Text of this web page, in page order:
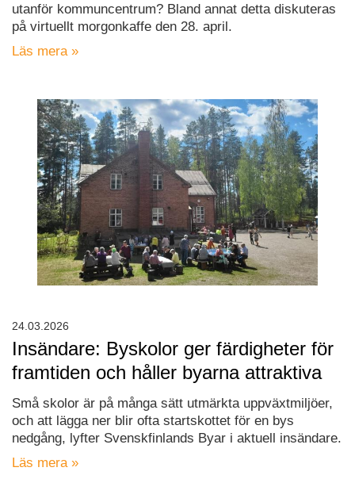
utanför kommuncentrum? Bland annat detta diskuteras
på virtuellt morgonkaffe den 28. april.
Läs mera »
Insändare: Byskolor ger färdigheter för
framtiden och håller byarna attraktiva
Små skolor är på många sätt utmärkta uppväxtmiljöer,
och att lägga ner blir ofta startskottet för en bys
nedgång, lyfter Svenskfinlands Byar i aktuell insändare.
Läs mera »
24.03.2026